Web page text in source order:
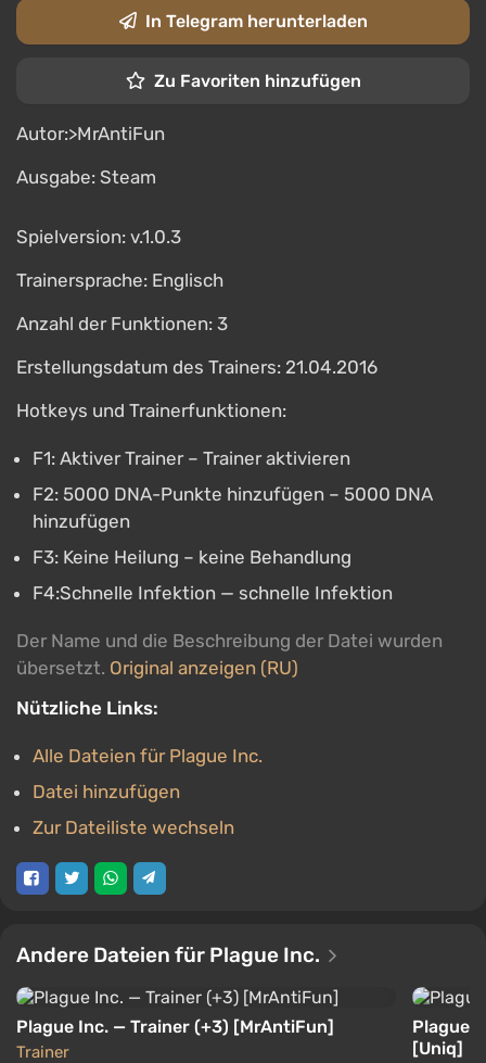
In Telegram herunterladen
Zu Favoriten hinzufügen
Autor:>MrAntiFun
Ausgabe: Steam
Spielversion: v.1.0.3
Trainersprache: Englisch
Anzahl der Funktionen: 3
Erstellungsdatum des Trainers: 21.04.2016
Hotkeys und Trainerfunktionen:
F1: Aktiver Trainer – Trainer aktivieren
F2: 5000 DNA-Punkte hinzufügen – 5000 DNA
hinzufügen
F3: Keine Heilung – keine Behandlung
F4:Schnelle Infektion — schnelle Infektion
Der Name und die Beschreibung der Datei wurden
übersetzt. Original anzeigen (RU)
Nützliche Links:
Alle Dateien für Plague Inc.
Datei hinzufügen
Zur Dateiliste wechseln
Andere Dateien für Plague Inc.
Plague Inc. — Trainer (+3) [MrAntiFun]
Trainer
Plague
[Uniq]